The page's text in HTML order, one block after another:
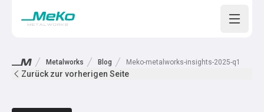
Open
Metalworks Blog Meko-metalworks-insights-2025-q1
Zurück zur vorherigen Seite